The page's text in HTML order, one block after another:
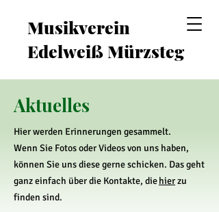
Musikverein
Edelweiß Mürzsteg
Aktuelles
Hier werden Erinnerungen gesammelt.
Wenn Sie Fotos oder Videos von uns haben,
können Sie uns diese gerne schicken. Das geht
ganz einfach über die Kontakte, diehierzu
finden sind.